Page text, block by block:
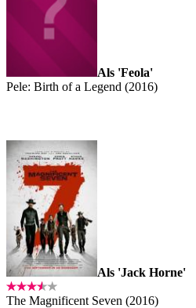
Als 'Feola'
Pele: Birth of a Legend (2016)
Als 'Jack Horne'
The Magnificent Seven (2016)